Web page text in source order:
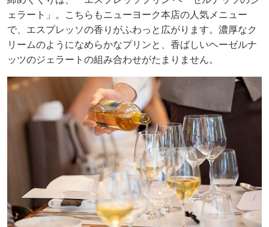
ェラート」。こちらもニューヨーク本店の人気メニュー
で、エスプレッソの香りがふわっと広がります。濃厚なク
リームのようになめらかなプリンと、香ばしいヘーゼルナ
ッツのジェラートの組み合わせがたまりません。